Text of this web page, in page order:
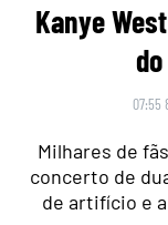
Kanye
07:55
Milhares de
concerto de
de artifício e